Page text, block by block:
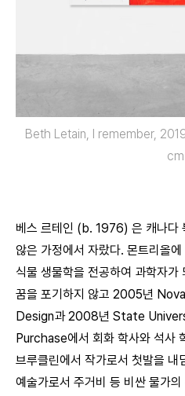
Beth Letain, I remember,
cm
베스 르테인 (b. 1976) 은 캐나다
않은 가정에서 자랐다. 몬트리올
식물 생물학을 전공하여 과학자가
꿈을 포기하지 않고 2005년
Design과 2008년 State
Purchase에서 회화 학사와 석사
브루클린에서 작가로서 첫발을 내
예술가로서 주거비 등 비싼 물가